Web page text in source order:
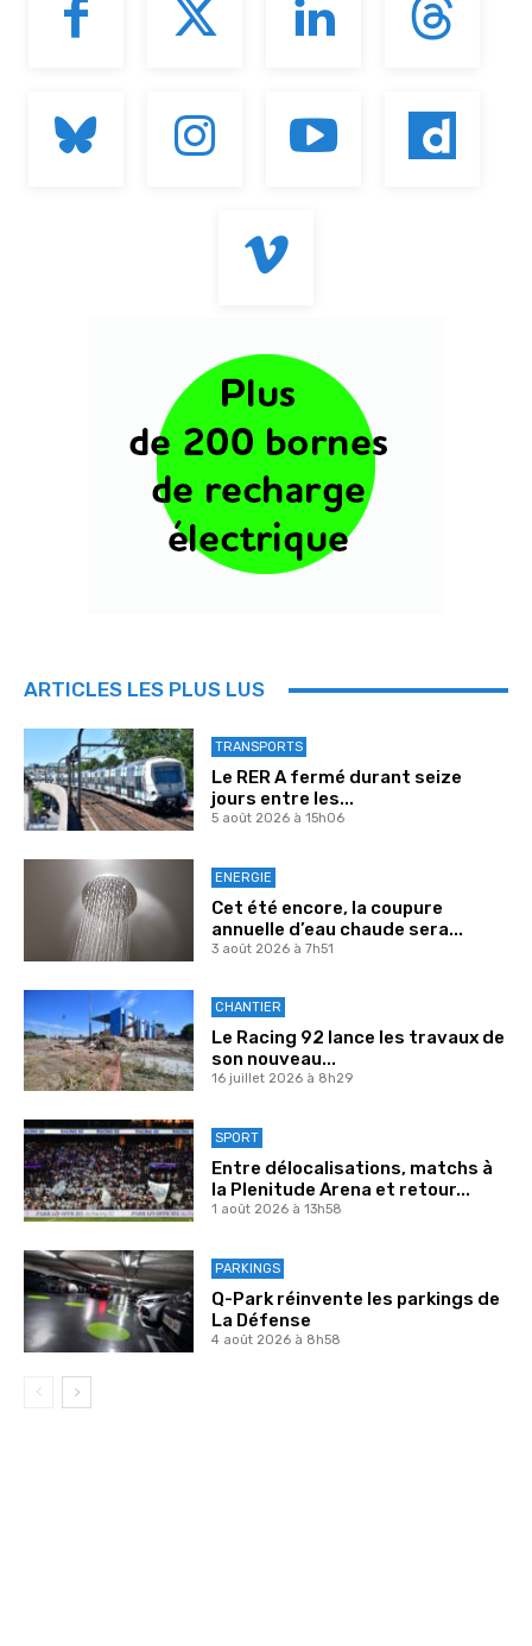
ARTICLES LES PLUS LUS
TRANSPORTS
Le RER A fermé durant seize
jours entre les...
5 août 2026 à 15h06
ENERGIE
Cet été encore, la coupure
annuelle d’eau chaude sera...
3 août 2026 à 7h51
CHANTIER
Le Racing 92 lance les travaux de
son nouveau...
16 juillet 2026 à 8h29
SPORT
Entre délocalisations, matchs à
la Plenitude Arena et retour...
1 août 2026 à 13h58
PARKINGS
Q-Park réinvente les parkings de
La Défense
4 août 2026 à 8h58